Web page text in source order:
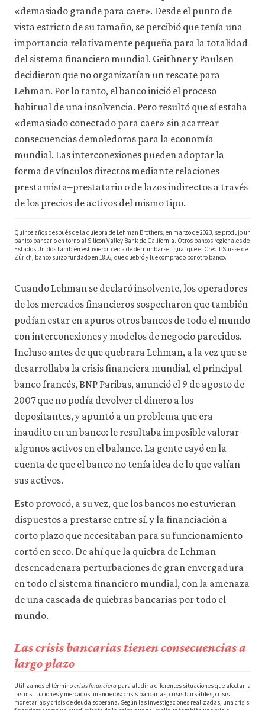
«demasiado grande para caer». Desde el punto de
vista estricto de su tamaño, se percibió que tenía una
importancia relativamente pequeña para la totalidad
del sistema financiero mundial. Geithner y Paulsen
decidieron que no organizarían un rescate para
Lehman. Por lo tanto, el banco inició el proceso
habitual de una insolvencia. Pero resultó que sí estaba
«demasiado conectado para caer» sin acarrear
consecuencias demoledoras para la economía
mundial. Las interconexiones pueden adoptar la
forma de vínculos directos mediante relaciones
prestamista–prestatario o de lazos indirectos a través
de los precios de activos del mismo tipo.
Quince años después de la quiebra de Lehman Brothers, en marzo de 2023, se produjo un
pánico bancario en torno al Silicon Valley Bank de California. Otros bancos regionales de
Estados Unidos también estuvieron cerca de derrumbarse, igual que el Credit Suisse de
Zúrich, banco suizo fundado en 1856, que quebró y fue comprado por otro banco.
Cuando Lehman se declaró insolvente, los operadores
de los mercados financieros sospecharon que también
podían estar en apuros otros bancos de todo el mundo
con interconexiones y modelos de negocio parecidos.
Incluso antes de que quebrara Lehman, a la vez que se
desarrollaba la crisis financiera mundial, el principal
banco francés, BNP Paribas, anunció el 9 de agosto de
2007 que no podía devolver el dinero a los
depositantes, y apuntó a un problema que era
inaudito en un banco: le resultaba imposible valorar
algunos activos en el balance. La gente cayó en la
cuenta de que el banco no tenía idea de lo que valían
sus activos.
Esto provocó, a su vez, que los bancos no estuvieran
dispuestos a prestarse entre sí, y la financiación a
corto plazo que necesitaban para su funcionamiento
cortó en seco. De ahí que la quiebra de Lehman
desencadenara perturbaciones de gran envergadura
en todo el sistema financiero mundial, con la amenaza
de una cascada de quiebras bancarias por todo el
mundo.
Las crisis bancarias tienen consecuencias a
largo plazo
Utilizamos el términocrisis financiera para aludir a diferentes situaciones que afectan a
las instituciones y mercados financieros: crisis bancarias, crisis bursátiles, crisis
monetarias y crisis de deuda soberana. Según las investigaciones realizadas, una crisis